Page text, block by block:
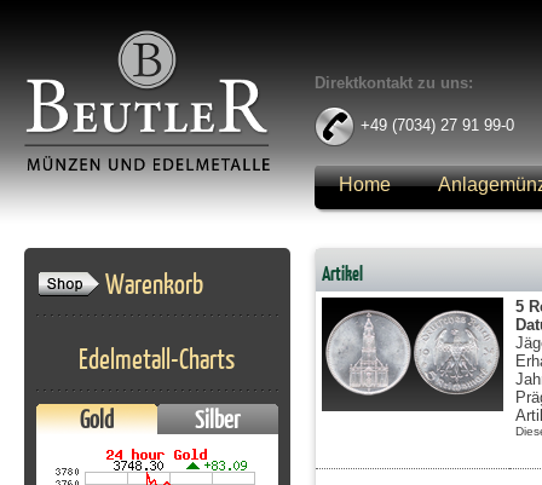
Direktkontakt zu uns:
+49 (7034) 27 91 99-0
Home
Warenkorb
Edelmetall-Charts
Gold Silber
Artikel
5